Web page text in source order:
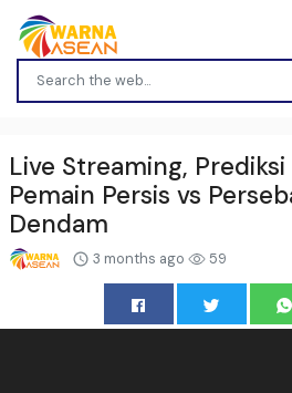
Live Streaming,
Pemain Persis vs
Dendam
3 months ago 59